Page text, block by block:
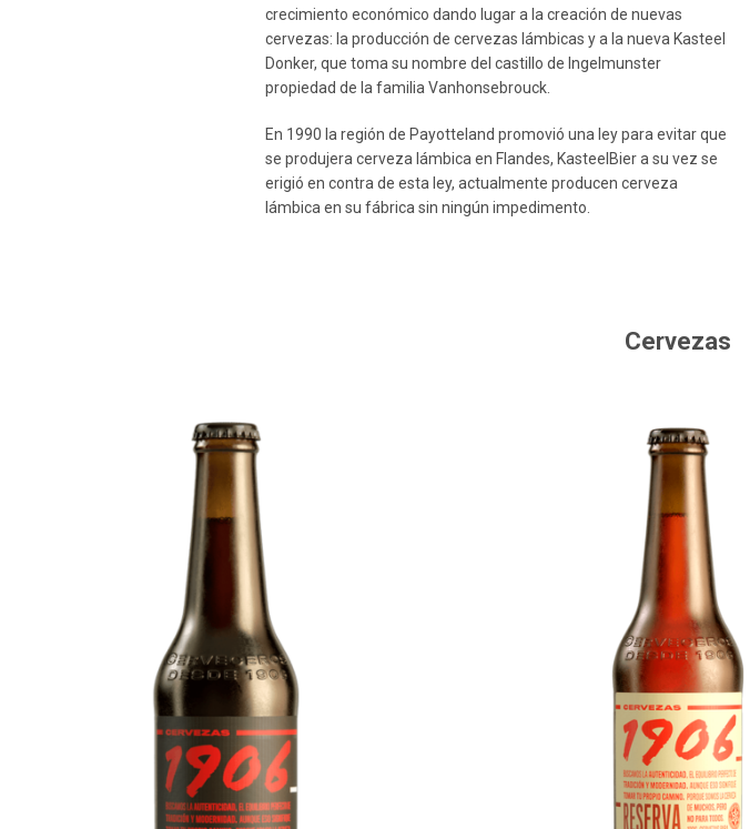
crecimiento económico dando lugar a la creación de nuevas
cervezas: la producción de cervezas lámbicas y a la nueva Kasteel
Donker, que toma su nombre del castillo de Ingelmunster
propiedad de la familia Vanhonsebrouck.
En 1990 la región de Payotteland promovió una ley para evitar que
se produjera cerveza lámbica en Flandes, KasteelBier a su vez se
erigió en contra de esta ley, actualmente producen cerveza
lámbica en su fábrica sin ningún impedimento.
Cervezas